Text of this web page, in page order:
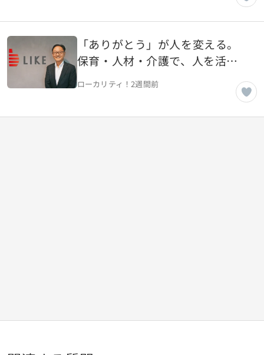
「ありがとう」が人を変える。
保育・人材・介護で、人を活か
し、未来を創造する【東京都渋
ローカリティ！2週間前